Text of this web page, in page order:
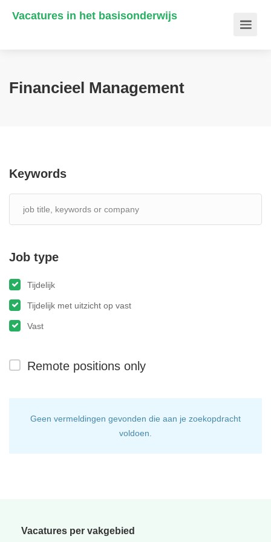
Vacatures in het basisonderwijs
Financieel Management
Keywords
Job type
Tijdelijk
Tijdelijk met uitzicht op vast
Vast
Remote positions only
Geen vermeldingen gevonden die aan je zoekopdracht
voldoen.
Vacatures per vakgebied